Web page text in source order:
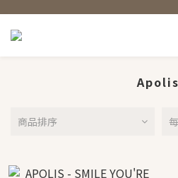
Apolis
商品排序